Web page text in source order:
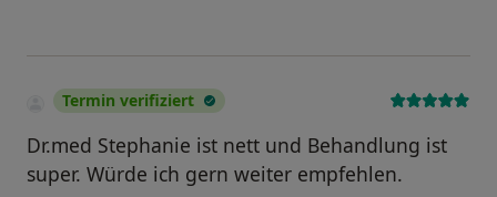
Termin verifiziert
Dr.med Stephanie ist nett und Behandlung ist
super. Würde ich gern weiter empfehlen.